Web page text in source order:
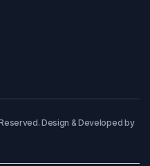
Design & Developed by